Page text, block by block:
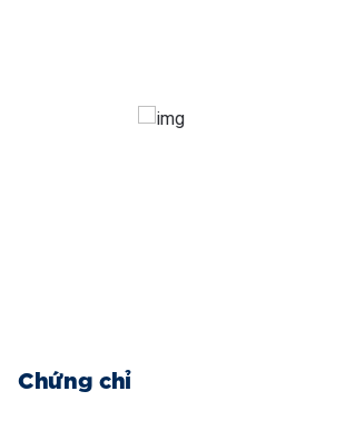
Chứng chỉ